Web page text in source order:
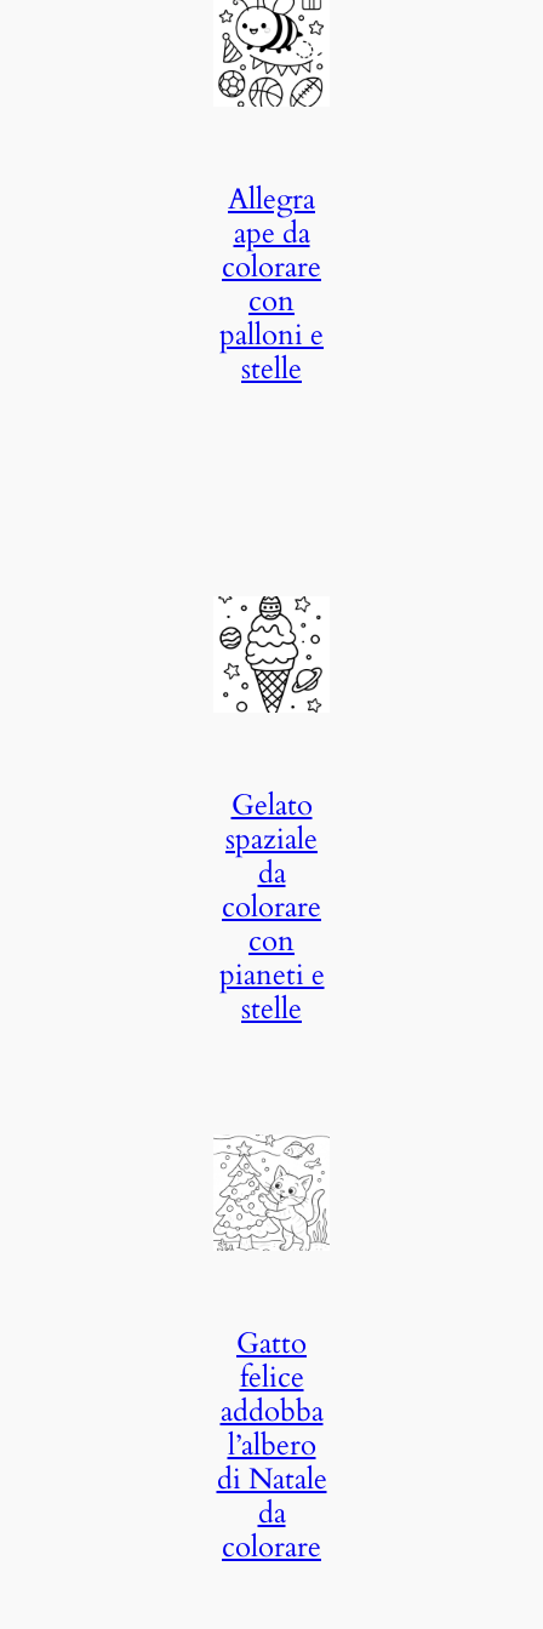
Allegra
ape da
colorare
con
palloni e
stelle
Gelato
spaziale
da
colorare
con
pianeti e
stelle
Gatto
felice
addobba
l’albero
di Natale
da
colorare